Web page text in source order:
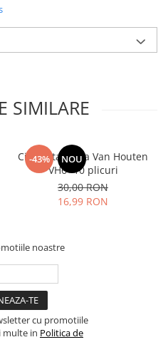
SIMILARE
-43% NOU
Ciocolata calda Van Houten
VH6 -10 plicuri
30,00 RON
16,99 RON
noastre
cu promotiile
multe in Politica de